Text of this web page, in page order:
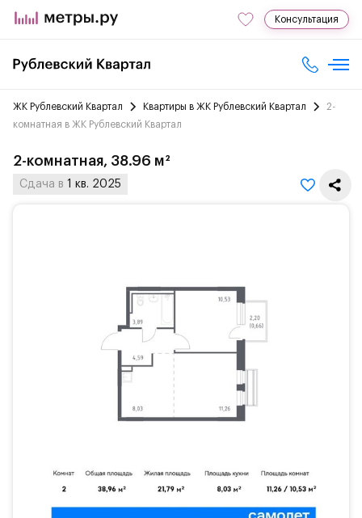
Консультация
ЖК Рублевский Квартал Квартиры в ЖК Рублевский Квартал
2-
комнатная в ЖК Рублевский Квартал
2-комнатная, 38.96 м²
Сдача в 1 кв. 2025